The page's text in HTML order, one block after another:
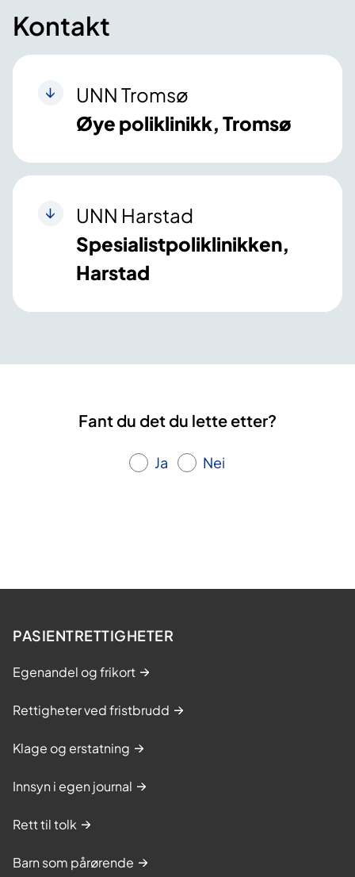
Kontakt
UNN Tromsø
Øye poliklinikk, Tromsø
UNN Harstad
Spesialistpoliklinikken,
Harstad
Fant du det du lette etter?
Ja Nei
PASIENTRETTIGHETER
Egenandel og frikort
Rettigheter ved fristbrudd
Klage og erstatning
Innsyn i egen journal
Rett til tolk
Barn som pårørende